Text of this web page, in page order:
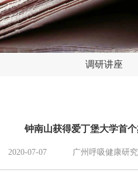
调研讲座
钟南山获得爱丁堡大学首
2020-07-07 广州呼吸健康研